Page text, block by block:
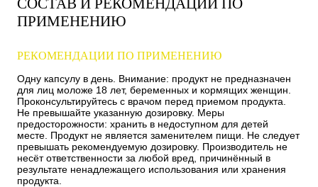
ПРИМЕНЕНИЮ
РЕКОМЕНДАЦИИ ПО ПРИМЕНЕНИЮ
Одну капсулу в день. Внимание: продукт не предназначен
для лиц моложе 18 лет, беременных и кормящих женщин.
Проконсультируйтесь с врачом перед приемом продукта.
Не превышайте указанную дозировку. Меры
предосторожности: хранить в недоступном для детей
месте. Продукт не является заменителем пищи. Не следует
превышать рекомендуемую дозировку. Производитель не
несёт ответственности за любой вред, причинённый в
результате ненадлежащего использования или хранения
продукта.